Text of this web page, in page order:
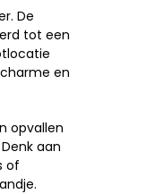
De
tot een
en
opvallen
aan
of